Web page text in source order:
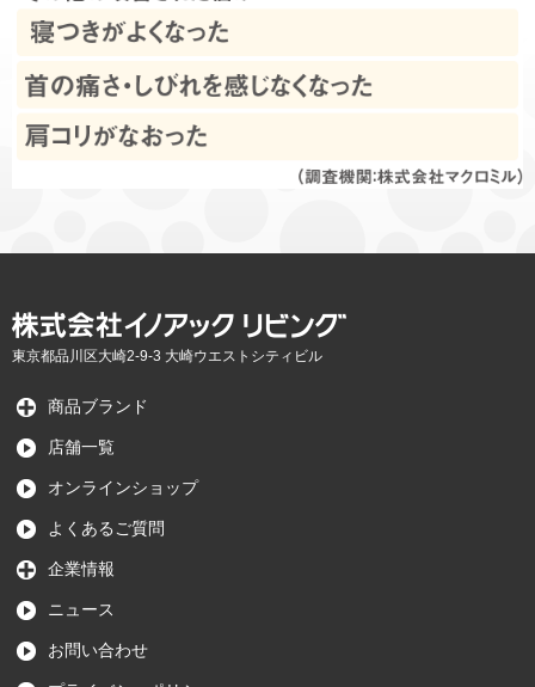
東京都品川区大崎2-9-3 大崎ウエストシティビル
商品ブランド
店舗一覧
オンラインショップ
よくあるご質問
企業情報
ニュース
お問い合わせ